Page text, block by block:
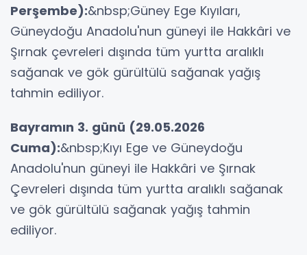
Perşembe):&nbsp;Güney Ege Kıyıları,
Güneydoğu Anadolu'nun güneyi ile Hakkâri ve
Şırnak çevreleri dışında tüm yurtta aralıklı
sağanak ve gök gürültülü sağanak yağış
tahmin ediliyor.
Bayramın 3. günü (29.05.2026
Cuma):&nbsp;Kıyı Ege ve Güneydoğu
Anadolu'nun güneyi ile Hakkâri ve Şırnak
Çevreleri dışında tüm yurtta aralıklı sağanak
ve gök gürültülü sağanak yağış tahmin
ediliyor.